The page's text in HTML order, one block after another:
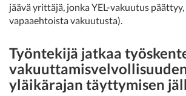
jäävä yrittäjä, jonka YEL-vakuutus
vapaaehtoista vakuutusta).
Työntekijä jatkaa
yläikärajan täyttymisen